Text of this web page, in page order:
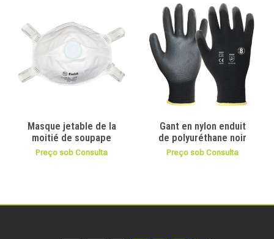
Masque jetable de la
moitié de soupape
Preço sob Consulta
Gant en nylon enduit
de polyuréthane noir
Preço sob Consulta